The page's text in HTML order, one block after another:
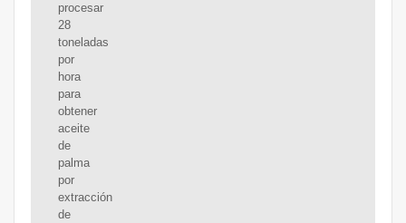
procesar
28
toneladas
por
hora
para
obtener
aceite
de
palma
por
extracción
de